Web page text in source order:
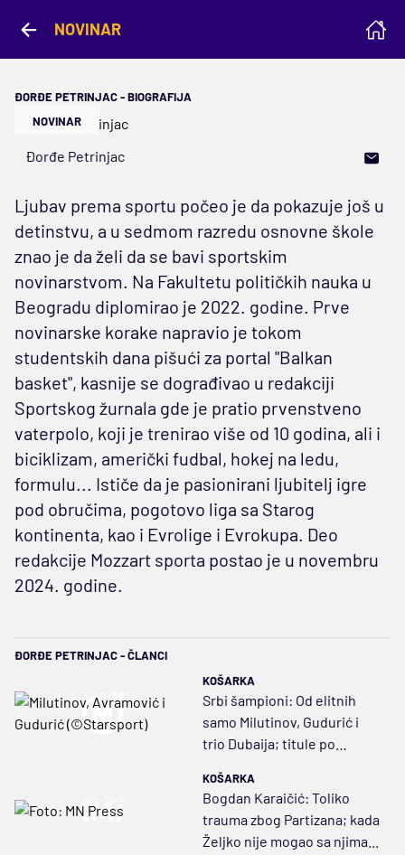
NOVINAR
ĐORĐE PETRINJAC - BIOGRAFIJA
NOVINAR
Đorđe Petrinjac
Ljubav prema sportu počeo je da pokazuje još u
detinstvu, a u sedmom razredu osnovne škole
znao je da želi da se bavi sportskim
novinarstvom. Na Fakultetu političkih nauka u
Beogradu diplomirao je 2022. godine. Prve
novinarske korake napravio je tokom
studentskih dana pišući za portal "Balkan
basket", kasnije se dograđivao u redakciji
Sportskog žurnala gde je pratio prvenstveno
vaterpolo, koji je trenirao više od 10 godina, ali i
biciklizam, američki fudbal, hokej na ledu,
formulu... Ističe da je pasionirani ljubitelj igre
pod obručima, pogotovo liga sa Starog
kontinenta, kao i Evrolige i Evrokupa. Deo
redakcije Mozzart sporta postao je u novembru
2024. godine.
ĐORĐE PETRINJAC - ČLANCI
KOŠARKA
Srbi šampioni: Od elitnih
samo Milutinov, Gudurić i
trio Dubaija; titule po
KOŠARKA
Bogdan Karaičić: Toliko
trauma zbog Partizana; kada
Željko nije mogao sa njima...